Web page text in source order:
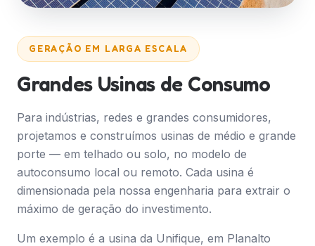
GERAÇÃO EM LARGA ESCALA
Grandes Usinas de Consumo
Para indústrias, redes e grandes consumidores,
projetamos e construímos usinas de médio e grande
porte — em telhado ou solo, no modelo de
autoconsumo local ou remoto. Cada usina é
dimensionada pela nossa engenharia para extrair o
máximo de geração do investimento.
Um exemplo é a usina da Unifique, em Planalto